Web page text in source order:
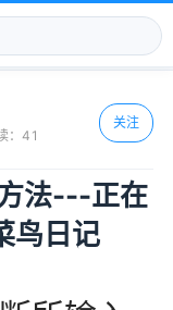
： 41
关注
法---正在
鸟日记